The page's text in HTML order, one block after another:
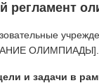
ОЛИМПИАДЫ].
и задачи в